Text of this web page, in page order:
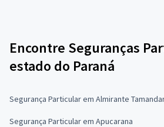
Encontre Seguranças
estado do Paraná
Segurança Particular em Almirante
Segurança Particular em Apucarana